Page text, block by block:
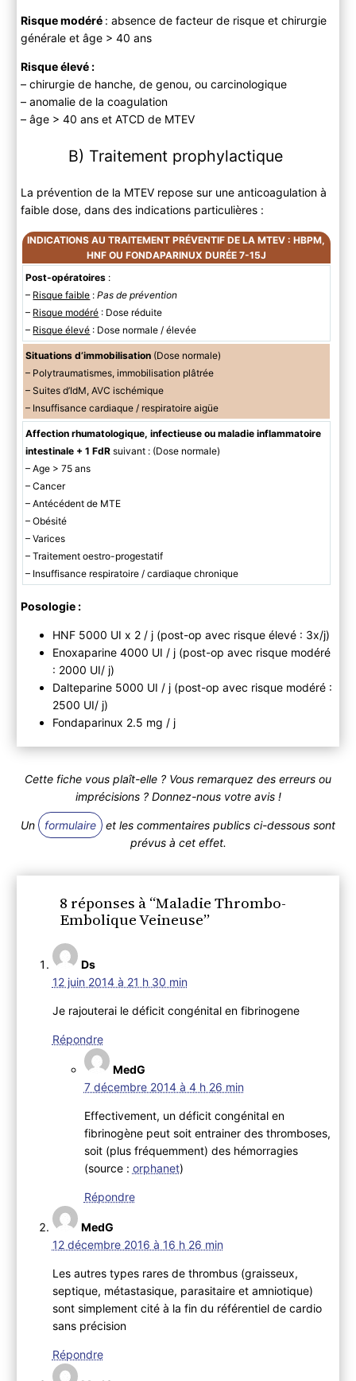
Risque modéré : absence de facteur de risque et chirurgie
générale et âge > 40 ans
Risque élevé :
– chirurgie de hanche, de genou, ou carcinologique
– anomalie de la coagulation
– âge > 40 ans et ATCD de MTEV
B) Traitement prophylactique
La prévention de la MTEV repose sur une anticoagulation à
faible dose, dans des indications particulières :
INDICATIONS AU TRAITEMENT PRÉVENTIF DE LA MTEV : HBPM,
HNF OU FONDAPARINUX DURÉE 7-15J
Post-opératoires :
– Risque faible :Pas de prévention
– Risque modéré : Dose réduite
– Risque élevé : Dose normale / élevée
Situations d’immobilisation (Dose normale)
– Polytraumatismes, immobilisation plâtrée
– Suites d’IdM, AVC ischémique
– Insuffisance cardiaque / respiratoire aigüe
Affection rhumatologique, infectieuse ou maladie inflammatoire
intestinale + 1 FdR suivant : (Dose normale)
– Age > 75 ans
– Cancer
– Antécédent de MTE
– Obésité
– Varices
– Traitement oestro-progestatif
– Insuffisance respiratoire / cardiaque chronique
Posologie :
HNF 5000 UI x 2 / j (post-op avec risque élevé : 3x/j)
Enoxaparine 4000 UI / j (post-op avec risque modéré
: 2000 UI/ j)
Dalteparine 5000 UI / j (post-op avec risque modéré :
2500 UI/ j)
Fondaparinux 2.5 mg / j
Cette fiche vous plaît-elle ? Vous remarquez des erreurs ou
imprécisions ? Donnez-nous votre avis !
Un formulaire
et les commentaires publics ci-dessous sont
prévus à cet effet.
8 réponses à “Maladie Thrombo-
Embolique Veineuse”
Ds
12 juin 2014 à 21 h 30 min
Je rajouterai le déficit congénital en fibrinogene
Répondre
MedG
7 décembre 2014 à 4 h 26 min
Effectivement, un déficit congénital en
fibrinogène peut soit entrainer des thromboses,
soit (plus fréquemment) des hémorragies
(source : orphanet)
Répondre
MedG
12 décembre 2016 à 16 h 26 min
Les autres types rares de thrombus (graisseux,
septique, métastasique, parasitaire et amniotique)
sont simplement cité à la fin du référentiel de cardio
sans précision
Répondre